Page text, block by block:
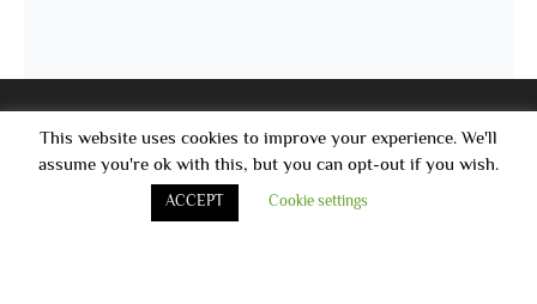
أخر الاخبار
This website uses cookies to improve your experience. We'll
assume you're ok with this, but you can opt-out if you wish.
Cookie settings
ACCEPT